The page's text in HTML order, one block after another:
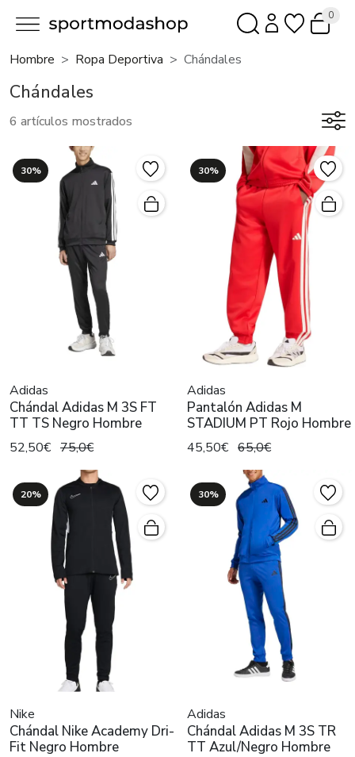
0
Hombre Ropa Deportiva Chándales
Chándales
6 artículos mostrados
30%
Adidas
Chándal Adidas M 3S FT
TT TS Negro Hombre
52,50€ 75,0€
30%
Adidas
Pantalón Adidas M
STADIUM PT Rojo Hombre
45,50€ 65,0€
20%
Nike
Chándal Nike Academy Dri-
Fit Negro Hombre
30%
Adidas
Chándal Adidas M 3S TR
TT Azul/Negro Hombre